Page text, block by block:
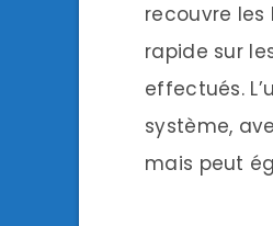
recouvre les
rapide sur
effectués.
système,
mais peut